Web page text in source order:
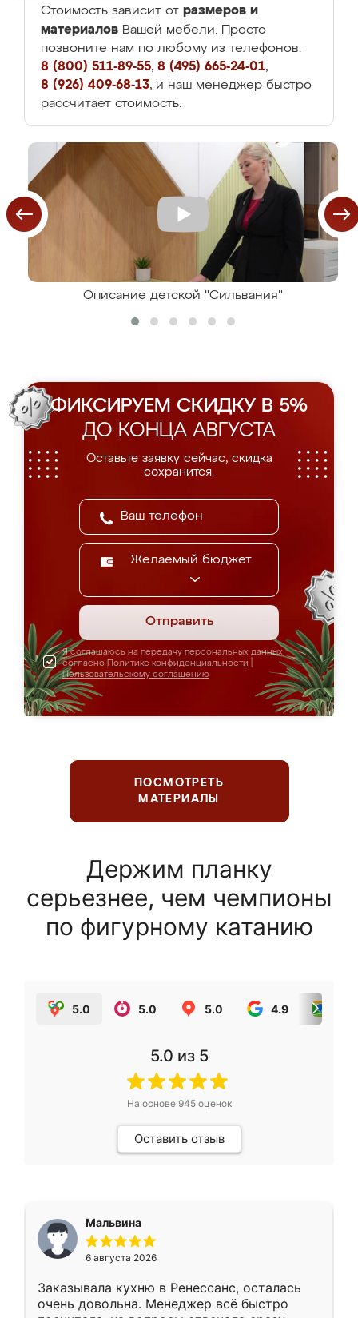
Стоимость зависит от размеров и
материалов Вашей мебели. Просто
позвоните нам по любому из телефонов:
8 (800) 511-89-55, 8 (495) 665-24-01,
8 (926) 409-68-13, и наш менеджер быстро
рассчитает стоимость.
Описание детской "Сильвания"
ФИКСИРУЕМ СКИДКУ В 5%
ДО КОНЦА АВГУСТА
Оставьте заявку сейчас, скидка
сохранится.
Желаемый бюджет
Отправить
Я соглашаюсь на передачу персональных данных
согласно Политике конфиденциальности
Пользовательскому соглашению
ПОСМОТРЕТЬ
МАТЕРИАЛЫ
Держим планку
серьезнее, чем чемпионы
по фигурному катанию
5.0 5.0 5.0 4.9
5.0 из 5
На основе 945оценок
Оставить отзыв
Мальвина
6 августа 2026
Заказывала кухню в Ренессанс, осталась
очень довольна. Менеджер всё быстро